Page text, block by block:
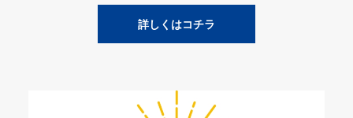
詳しくはコチラ